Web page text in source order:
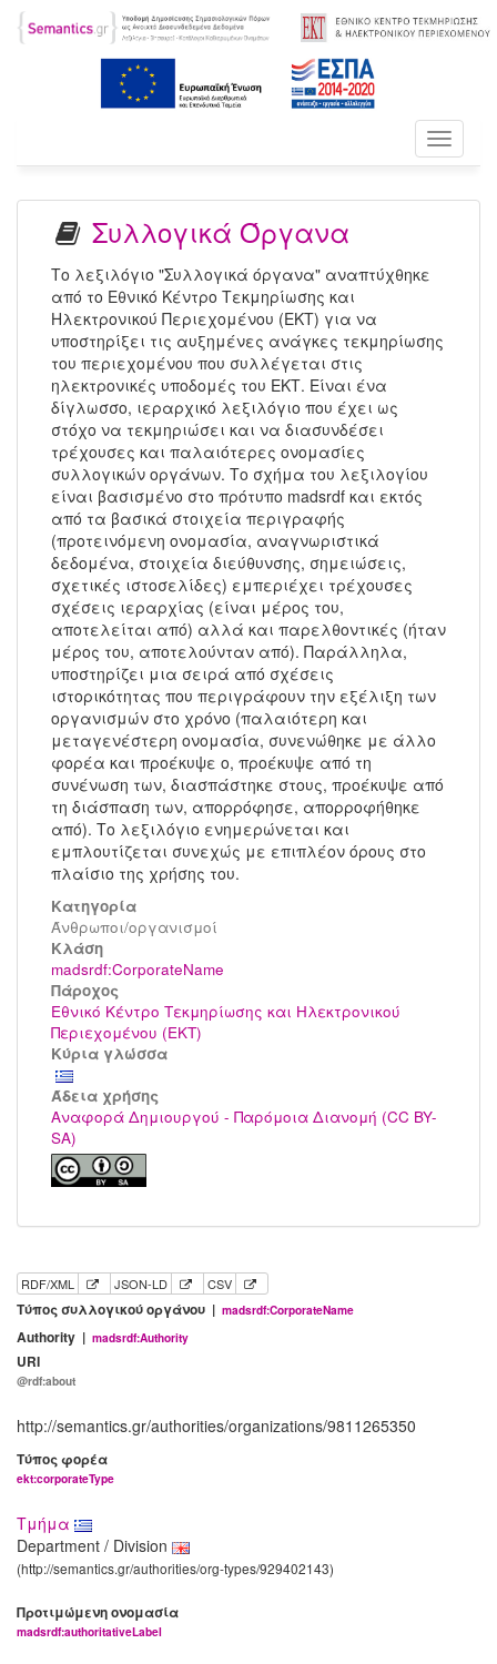
Toggle
Συλλογικά Όργανα
Το λεξιλόγιο "Συλλογικά όργανα" αναπτύχθηκε
από το Εθνικό Κέντρο Τεκμηρίωσης και
Ηλεκτρονικού Περιεχομένου (ΕΚΤ) για να
υποστηρίξει τις αυξημένες ανάγκες τεκμηρίωσης
του περιεχομένου που συλλέγεται στις
ηλεκτρονικές υποδομές του ΕΚΤ. Είναι ένα
δίγλωσσο, ιεραρχικό λεξιλόγιο που έχει ως
στόχο να τεκμηριώσει και να διασυνδέσει
τρέχουσες και παλαιότερες ονομασίες
συλλογικών οργάνων. Το σχήμα του λεξιλογίου
είναι βασισμένο στο πρότυπο madsrdf και εκτός
από τα βασικά στοιχεία περιγραφής
(προτεινόμενη ονομασία, αναγνωριστικά
δεδομένα, στοιχεία διεύθυνσης, σημειώσεις,
σχετικές ιστοσελίδες) εμπεριέχει τρέχουσες
σχέσεις ιεραρχίας (είναι μέρος του,
αποτελείται από) αλλά και παρελθοντικές (ήταν
μέρος του, αποτελούνταν από). Παράλληλα,
υποστηρίζει μια σειρά από σχέσεις
ιστορικότητας που περιγράφουν την εξέλιξη των
οργανισμών στο χρόνο (παλαιότερη και
μεταγενέστερη ονομασία, συνενώθηκε με άλλο
φορέα και προέκυψε ο, προέκυψε από τη
συνένωση των, διασπάστηκε στους, προέκυψε από
τη διάσπαση των, απορρόφησε, απορροφήθηκε
από). Το λεξιλόγιο ενημερώνεται και
εμπλουτίζεται συνεχώς με επιπλέον όρους στο
πλαίσιο της χρήσης του.
Κατηγορία
Άνθρωποι/οργανισμοί
Kλάση
madsrdf:CorporateName
Πάροχος
Εθνικό Κέντρο Τεκμηρίωσης και Ηλεκτρονικού
Περιεχομένου (ΕΚΤ)
Κύρια γλώσσα
Άδεια χρήσης
Αναφορά Δημιουργού - Παρόμοια Διανομή (CC BY-
SA)
RDF/XML JSON-LD CSV
Τύπος συλλογικού οργάνου | madsrdf:CorporateName
Authority | madsrdf:Authority
URI
@rdf:about
http://semantics.gr/authorities/organizations/9811265350
Τύπος φορέα
ekt:corporateType
Τμήμα
Department / Division
(http://semantics.gr/authorities/org-types/929402143)
Προτιμώμενη ονομασία
madsrdf:authoritativeLabel